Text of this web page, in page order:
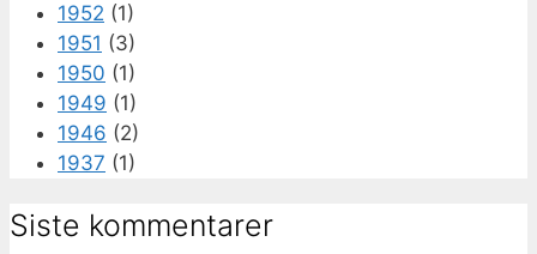
1952 (1)
1951 (3)
1950 (1)
1949 (1)
1946 (2)
1937 (1)
Siste kommentarer